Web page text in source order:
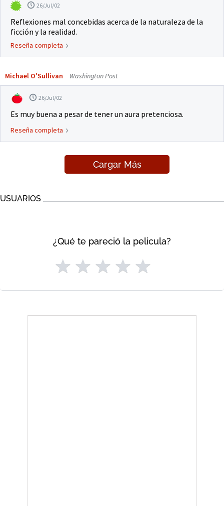
26/Jul/02
Reflexiones mal concebidas acerca de la naturaleza de la
ficción y la realidad.
Reseña completa
Michael O'Sullivan Washington Post
26/Jul/02
Es muy buena a pesar de tener un aura pretenciosa.
Reseña completa
Cargar Más
USUARIOS
¿Qué te pareció la pelicula?